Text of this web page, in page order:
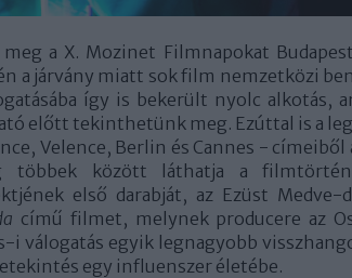
a X. Mozinet Filmnapokat
a járvány miatt sok film nemzetközi
így is bekerült nyolc alkotás,
előtt tekinthetünk meg. Ezúttal is a
Velence, Berlin és Cannes - címeiből
többek között láthatja a
első darabját, az Ezüst Medve-
című filmet, melynek producere az
i válogatás egyik legnagyobb
egy influenszer életébe.